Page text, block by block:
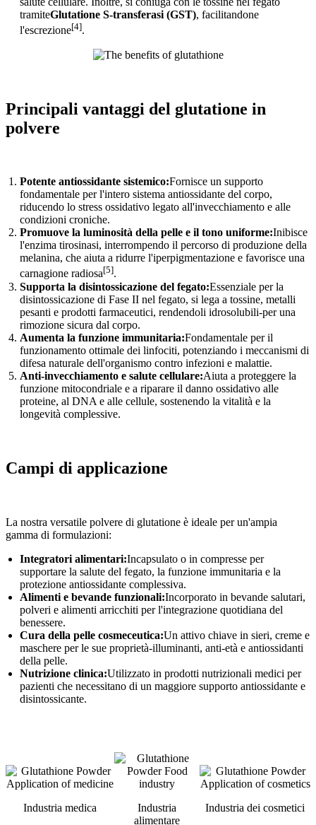
tramiteGlutatione S-transferasi (GST), facilitandone
l'escrezione[4].
Principali vantaggi del glutatione in
polvere
Potente antiossidante sistemico:Fornisce un supporto
fondamentale per l'intero sistema antiossidante del corpo,
riducendo lo stress ossidativo legato all'invecchiamento e alle
condizioni croniche.
Promuove la luminosità della pelle e il tono uniforme:Inibisce
l'enzima tirosinasi, interrompendo il percorso di produzione della
melanina, che aiuta a ridurre l'iperpigmentazione e favorisce una
carnagione radiosa[5].
Supporta la disintossicazione del fegato:Essenziale per la
disintossicazione di Fase II nel fegato, si lega a tossine, metalli
pesanti e prodotti farmaceutici, rendendoli idrosolubili-per una
rimozione sicura dal corpo.
Aumenta la funzione immunitaria:Fondamentale per il
funzionamento ottimale dei linfociti, potenziando i meccanismi di
difesa naturale dell'organismo contro infezioni e malattie.
Anti-invecchiamento e salute cellulare:Aiuta a proteggere la
funzione mitocondriale e a riparare il danno ossidativo alle
proteine, al DNA e alle cellule, sostenendo la vitalità e la
longevità complessive.
Campi di applicazione
La nostra versatile polvere di glutatione è ideale per un'ampia
gamma di formulazioni:
Integratori alimentari:Incapsulato o in compresse per
supportare la salute del fegato, la funzione immunitaria e la
protezione antiossidante complessiva.
Alimenti e bevande funzionali:Incorporato in bevande salutari,
polveri e alimenti arricchiti per l'integrazione quotidiana del
benessere.
Cura della pelle cosmeceutica:Un attivo chiave in sieri, creme e
maschere per le sue proprietà-illuminanti, anti-età e antiossidanti
della pelle.
Nutrizione clinica:Utilizzato in prodotti nutrizionali medici per
pazienti che necessitano di un maggiore supporto antiossidante e
disintossicante.
Industria medica
Industria
alimentare
Industria dei cosmetici